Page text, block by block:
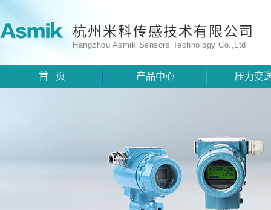
杭州米科传感技术有限公司
Hangzhou Asmik Sensors Technology Co.,Ltd
首 页 产品中心 压力变